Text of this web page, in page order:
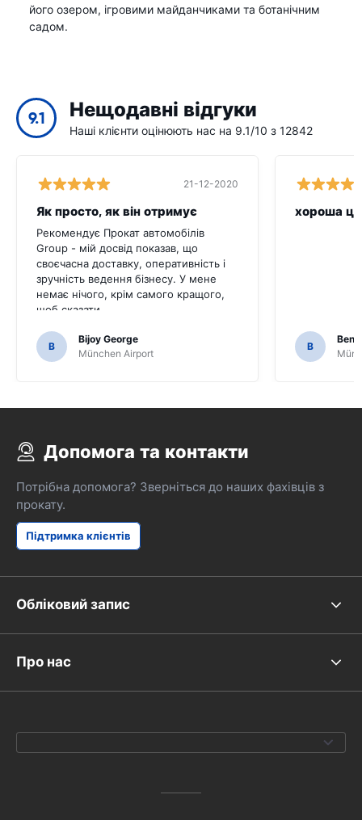
його озером, ігровими майданчиками та ботанічним
садом.
9.1 Нещодавні відгуки
Наші клієнти оцінюють нас на 9.1/10 з 12842
21-12-2020
Як просто, як він отримує
Рекомендує Прокат автомобілів
Group - мій досвід показав, що
своєчасна доставку, оперативність і
зручність ведення бізнесу. У мене
немає нічого, крім самого кращого,
щоб сказати.
B
Bijoy George
München Airport
хороша
B
Допомога та контакти
Потрібна допомога? Зверніться до наших фахівців з
прокату.
Підтримка клієнтів
Обліковий запис
Про нас